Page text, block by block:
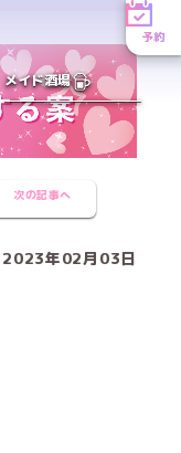
予約
メイド酒場
次の記事へ
2023年02月03日